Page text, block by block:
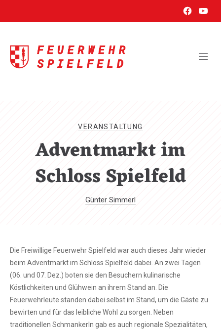
New New
VERANSTALTUNG
Adventmarkt im
Schloss Spielfeld
Günter Simmerl
Die Freiwillige Feuerwehr Spielfeld war auch dieses Jahr wieder
beim Adventmarkt im Schloss Spielfeld dabei. An zwei Tagen
(06. und 07. Dez.) boten sie den Besuchern kulinarische
Köstlichkeiten und Glühwein an ihrem Stand an. Die
Feuerwehrleute standen dabei selbst im Stand, um die Gäste zu
bewirten und für das leibliche Wohl zu sorgen. Neben
traditionellen Schmankerln gab es auch regionale Spezialitäten,